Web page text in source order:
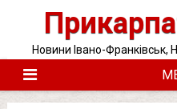
Новини Івано-Франківськ,